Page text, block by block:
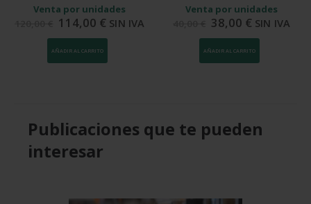
Venta por unidades
114,00 € SIN IVA
AÑADIR AL CARRITO
Venta por unidades
38,00 € SIN IVA
AÑADIR AL CARRITO
Publicaciones que te pueden
interesar